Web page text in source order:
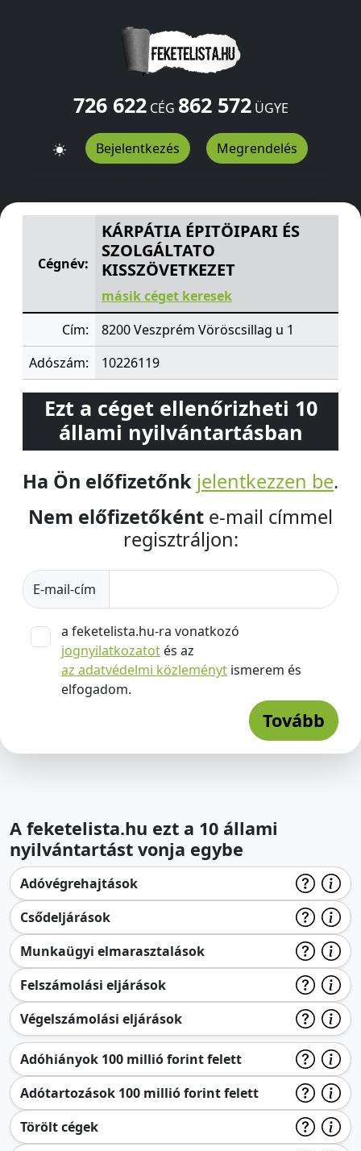
726 622CÉG 862 572ÜGYE
Bejelentkezés Megrendelés
KÁRPÁTIA ÉPITÖIPARI ÉS SZOLGÁLTATO
Cégnév:
KÁRPÁTIA ÉPITÖIPARI ÉS
SZOLGÁLTATO
KISSZÖVETKEZET
másik céget keresek
Cím:
8200 Veszprém Vöröscsillag u 1
Adószám:
10226119
Ezt a céget ellenőrizheti 10
állami nyilvántartásban
Ha Ön előfizetőnk jelentkezzen be.
Nem előfizetőként e-mail címmel
regisztráljon:
E-mail-cím
a feketelista.hu-ra vonatkozó
jognyilatkozatot és az
az adatvédelmi közleményt ismerem és
elfogadom.
Tovább
A feketelista.hu ezt a 10 állami
nyilvántartást vonja egybe
Adóvégrehajtások
Csődeljárások
Munkaügyi elmarasztalások
Felszámolási eljárások
Végelszámolási eljárások
Adóhiányok 100 millió forint felett
Adótartozások 100 millió forint felett
Törölt cégek